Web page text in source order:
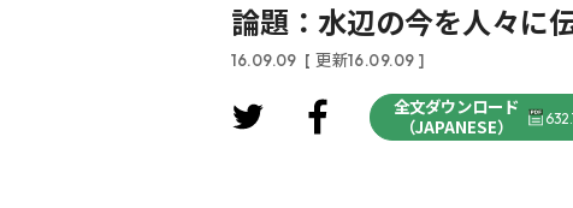
論題：水辺の今を人々
16.09.09 [ 更新16.09.09 ]
全文ダウンロード
（JAPANESE）